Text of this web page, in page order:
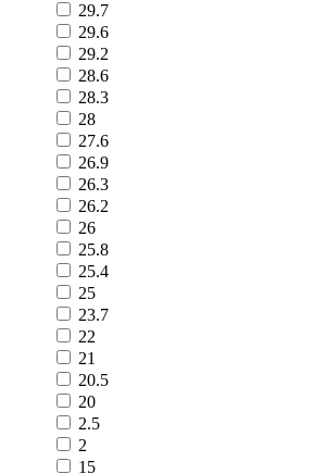
29.7
29.6
29.2
28.6
28.3
28
27.6
26.9
26.3
26.2
26
25.8
25.4
25
23.7
22
21
20.5
20
2.5
2
15